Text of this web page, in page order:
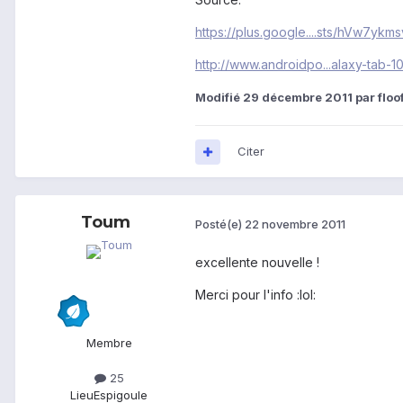
https://plus.google....sts/
http://www.androidpo...alaxy-tab-
Modifié 29 décembre 2011 par
Citer
Toum
Membre
25
LieuEspigoule
Posté(e) 22 novembre 2011
excellente nouvelle !
Merci pour l'info :lol: